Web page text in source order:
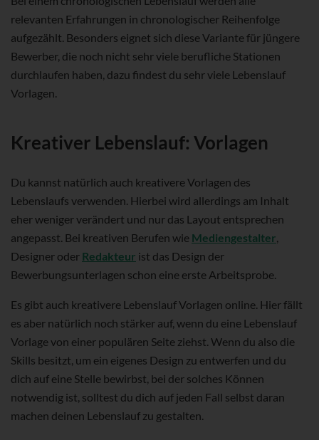
relevanten Erfahrungen in chronologischer Reihenfolge
aufgezählt. Besonders eignet sich diese Variante für jüngere
Bewerber, die noch nicht sehr viele berufliche Stationen
durchlaufen haben, dazu findest du sehr viele Lebenslauf
Vorlagen.
Kreativer Lebenslauf: Vorlagen
Du kannst natürlich auch kreativere Vorlagen des
Lebenslaufs verwenden. Hierbei wird allerdings am Inhalt
eher weniger verändert und nur das Layout entsprechen
angepasst. Bei kreativen Berufen wie Mediengestalter,
Designer oder Redakteur ist das Design der
Bewerbungsunterlagen schon eine erste Arbeitsprobe.
Es gibt auch kreativere Lebenslauf Vorlagen online. Hier fällt
es aber natürlich noch stärker auf, wenn du eine Lebenslauf
Vorlage von einer populären Seite ziehst. Wenn du also die
Skills besitzt, um ein eigenes Design zu entwerfen und du
dich auf eine Stelle bewirbst, bei der solches Können
notwendig ist, solltest du dich auf jeden Fall selbst daran
machen deinen Lebenslauf zu gestalten.